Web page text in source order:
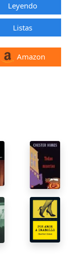
Leyendo
Listas
Amazon